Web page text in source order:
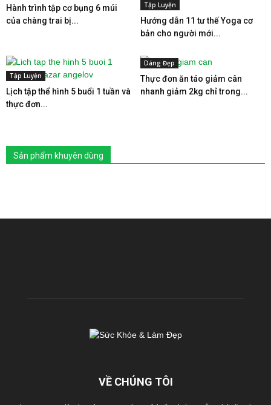
Hành trình tập cơ bụng 6 múi
của chàng trai bị...
Tập Luyện
Hướng dẫn 11 tư thế Yoga cơ
bản cho người mới...
Tập Luyện
Lịch tập thể hình 5 buổi 1 tuần và
thực đơn...
Dáng Đẹp
Thực đơn ăn táo giảm cân
nhanh giảm 2kg chỉ trong...
Sản phẩm khuyên dùng
VỀ CHÚNG TÔI